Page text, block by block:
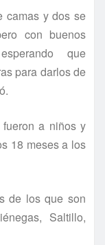
camas y dos se
con buenos
que
para darlos de
a niños y
18 meses a los
de los que son
Saltillo,